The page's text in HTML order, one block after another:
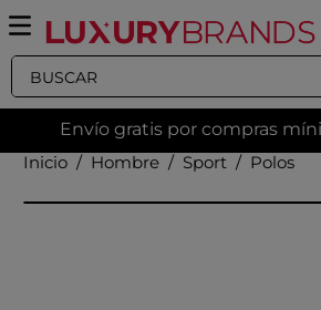
Buscar
Envío gratis por compras
Hombre
Sport Polos